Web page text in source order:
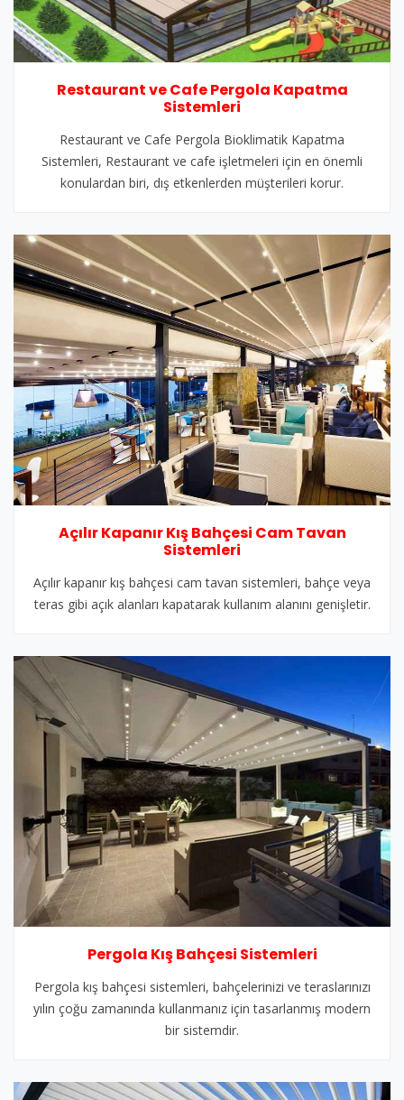
Restaurant ve Cafe Pergola Kapatma
Sistemleri
Restaurant ve Cafe Pergola Bioklimatik Kapatma
Sistemleri, Restaurant ve cafe işletmeleri için en önemli
konulardan biri, dış etkenlerden müşterileri korur.
Açılır Kapanır Kış Bahçesi Cam Tavan
Sistemleri
Açılır kapanır kış bahçesi cam tavan sistemleri, bahçe veya
teras gibi açık alanları kapatarak kullanım alanını genişletir.
Pergola Kış Bahçesi Sistemleri
Pergola kış bahçesi sistemleri, bahçelerinizi ve teraslarınızı
yılın çoğu zamanında kullanmanız için tasarlanmış modern
bir sistemdir.